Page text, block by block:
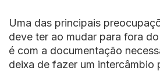
Uma das principais
deve ter ao mudar para fora
é com a documentação
deixa de fazer um intercâmbio